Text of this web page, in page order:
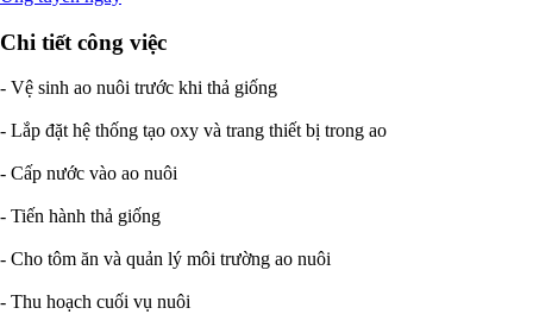
Chi tiết công việc
- Vệ sinh ao nuôi trước khi thả giống
- Lắp đặt hệ thống tạo oxy và trang thiết bị trong ao
- Cấp nước vào ao nuôi
- Tiến hành thả giống
- Cho tôm ăn và quản lý môi trường ao nuôi
- Thu hoạch cuối vụ nuôi